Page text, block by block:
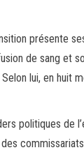
présente
de sang et
lui, en huit
politiques de